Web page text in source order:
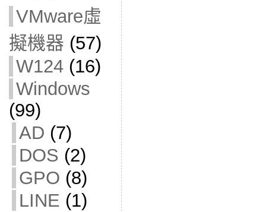
VMware虛
擬機器 (57)
W124(16)
Windows
(99)
AD (7)
DOS (2)
GPO (8)
LINE (1)